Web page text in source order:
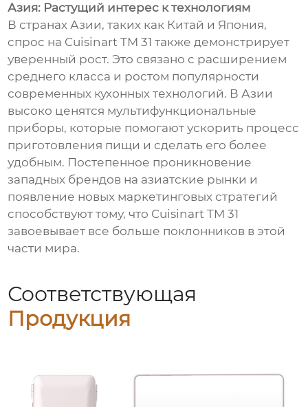
Азия: Растущий интерес к технологиям
В странах Азии, таких как Китай и Япония,
спрос на Cuisinart TM 31 также демонстрирует
уверенный рост. Это связано с расширением
среднего класса и ростом популярности
современных кухонных технологий. В Азии
высоко ценятся мультифункциональные
приборы, которые помогают ускорить процесс
приготовления пищи и сделать его более
удобным. Постепенное проникновение
западных брендов на азиатские рынки и
появление новых маркетинговых стратегий
способствуют тому, что Cuisinart TM 31
завоевывает все больше поклонников в этой
части мира.
Соответствующая
Продукция